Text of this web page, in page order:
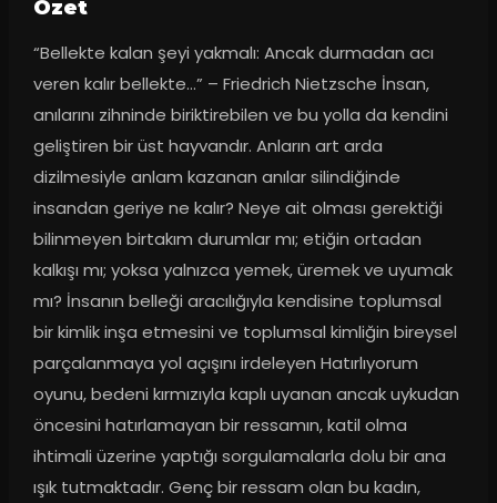
Ozet
“Bellekte kalan şeyi yakmalı: Ancak durmadan acı
veren kalır bellekte…” – Friedrich Nietzsche İnsan,
anılarını zihninde biriktirebilen ve bu yolla da kendini
geliştiren bir üst hayvandır. Anların art arda
dizilmesiyle anlam kazanan anılar silindiğinde
insandan geriye ne kalır? Neye ait olması gerektiği
bilinmeyen birtakım durumlar mı; etiğin ortadan
kalkışı mı; yoksa yalnızca yemek, üremek ve uyumak
mı? İnsanın belleği aracılığıyla kendisine toplumsal
bir kimlik inşa etmesini ve toplumsal kimliğin bireysel
parçalanmaya yol açışını irdeleyen Hatırlıyorum
oyunu, bedeni kırmızıyla kaplı uyanan ancak uykudan
öncesini hatırlamayan bir ressamın, katil olma
ihtimali üzerine yaptığı sorgulamalarla dolu bir ana
ışık tutmaktadır. Genç bir ressam olan bu kadın,